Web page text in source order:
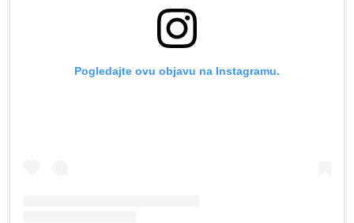
Pogledajte ovu objavu na Instagramu.